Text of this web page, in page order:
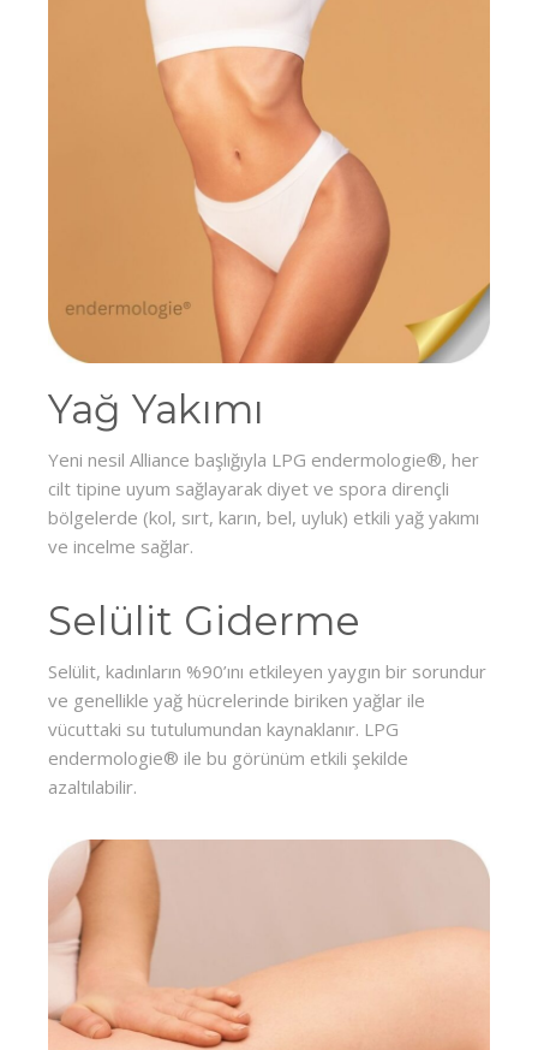
Yağ Yakımı
Yeni nesil Alliance başlığıyla LPG endermologie®, her
cilt tipine uyum sağlayarak diyet ve spora dirençli
bölgelerde (kol, sırt, karın, bel, uyluk) etkili yağ yakımı
ve incelme sağlar.
Selülit Giderme
Selülit, kadınların %90’ını etkileyen yaygın bir sorundur
ve genellikle yağ hücrelerinde biriken yağlar ile
vücuttaki su tutulumundan kaynaklanır. LPG
endermologie® ile bu görünüm etkili şekilde
azaltılabilir.